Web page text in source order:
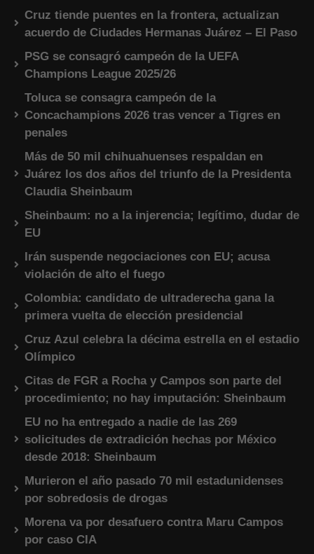
Cruz tiende puentes en la frontera, actualizan
acuerdo de Ciudades Hermanas Juárez – El Paso
PSG se consagró campeón de la UEFA
Champions League 2025/26
Toluca se consagra campeón de la
Concachampions 2026 tras vencer a Tigres en
penales
Más de 50 mil chihuahuenses respaldan en
Juárez los dos años del triunfo de la Presidenta
Claudia Sheinbaum
Sheinbaum: no a la injerencia; legítimo, dudar de
EU
Irán suspende negociaciones con EU; acusa
violación de alto el fuego
Colombia: candidato de ultraderecha gana la
primera vuelta de elección presidencial
Cruz Azul celebra la décima estrella en el estadio
Olímpico
Citas de FGR a Rocha y Campos son parte del
procedimiento; no hay imputación: Sheinbaum
EU no ha entregado a nadie de las 269
solicitudes de extradición hechas por México
desde 2018: Sheinbaum
Murieron el año pasado 70 mil estadunidenses
por sobredosis de drogas
Morena va por desafuero contra Maru Campos
por caso CIA